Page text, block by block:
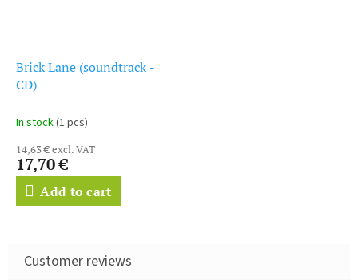
Brick Lane (soundtrack -
CD)
In stock(1 pcs)
14,63 € excl. VAT
17,70 €
Add to cart